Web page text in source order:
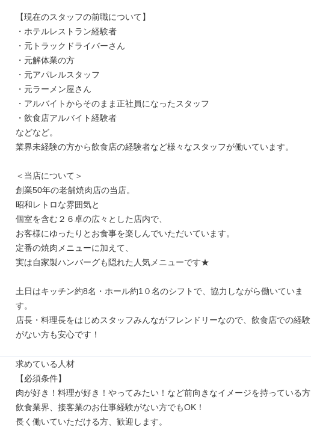
【現在のスタッフの前職について】
・ホテルレストラン経験者
・元トラックドライバーさん
・元解体業の方
・元アパレルスタッフ
・元ラーメン屋さん
・アルバイトからそのまま正社員になったスタッフ
・飲食店アルバイト経験者
などなど。
業界未経験の方から飲食店の経験者など様々なスタッフが働いています。
＜当店について＞
創業50年の老舗焼肉店の当店。
昭和レトロな雰囲気と
個室を含む２６卓の広々とした店内で、
お客様にゆったりとお食事を楽しんでいただいています。
定番の焼肉メニューに加えて、
実は自家製ハンバーグも隠れた人気メニューです★
土日はキッチン約8名・ホール約1０名のシフトで、協力しながら働いていま
す。
店長・料理長をはじめスタッフみんながフレンドリーなので、飲食店での経験
がない方も安心です！
求めている人材
【必須条件】
肉が好き！料理が好き！やってみたい！など前向きなイメージを持っている方
飲食業界、接客業のお仕事経験がない方でもOK！
長く働いていただける方、歓迎します。